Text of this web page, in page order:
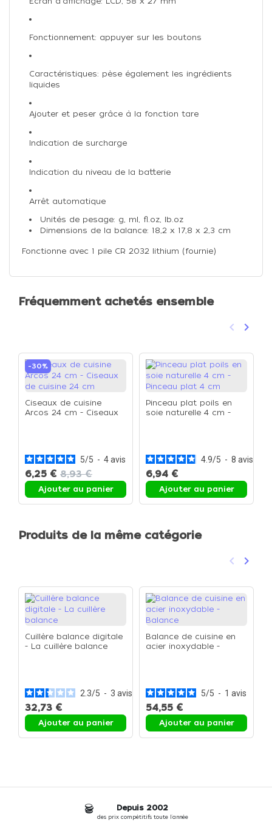
Fonctionnement: appuyer sur les boutons
Caractéristiques: pèse également les ingrédients
liquides
Ajouter et peser grâce à la fonction tare
Indication de surcharge
Indication du niveau de la batterie
Arrêt automatique
Unités de pesage: g, ml, fl.oz, lb.oz
Dimensions de la balance: 18,2 x 17,8 x 2,3 cm
Fonctionne avec 1 pile CR 2032 lithium (fournie)
Fréquemment achetés ensemble
Précédent
keyboard_arrow_left keyboard_arrow_right
-30%
Ciseaux de cuisine
Arcos 24 cm - Ciseaux
5/5 - 4avis
6,25 € 8,93 €
Ajouter au panier
Pinceau plat poils en
soie naturelle 4 cm -
4.9/5 - 8 avis
6,94 €
Ajouter au panier
Produits de la même catégorie
Précédent
keyboard_arrow_left keyboard_arrow_right
Cuillère balance digitale
- La cuillère balance
2.3/5 - 3 avis
32,73 €
Ajouter au panier
Balance de cuisine en
acier inoxydable -
5/5 - 1 avis
54,55 €
Ajouter au panier
Depuis 2002
des prix compétitifs toute l'année